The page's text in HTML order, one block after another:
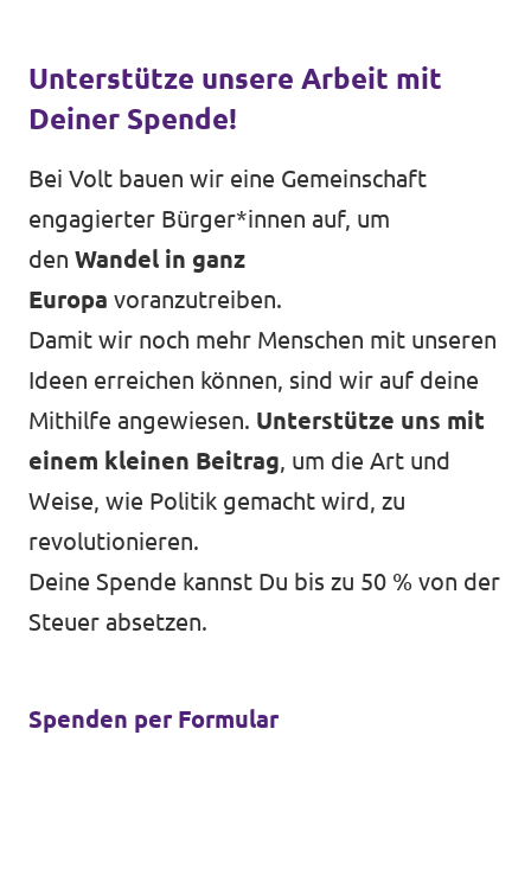
Unterstütze unsere Arbeit mit
Deiner Spende!
Bei Volt bauen wir eine Gemeinschaft
engagierter Bürger*innen auf, um
den Wandel in ganz
Europa voranzutreiben.
Damit wir noch mehr Menschen mit unseren
Ideen erreichen können, sind wir auf deine
Mithilfe angewiesen. Unterstütze uns mit
einem kleinen Beitrag , um die Art und
Weise, wie Politik gemacht wird, zu
revolutionieren.
Deine Spende kannst Du bis zu 50 % von der
Steuer absetzen.
Spenden per Formular